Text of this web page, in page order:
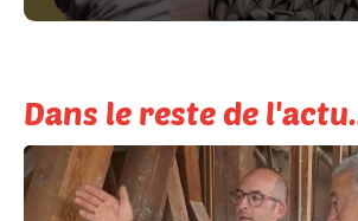
Dans le reste de